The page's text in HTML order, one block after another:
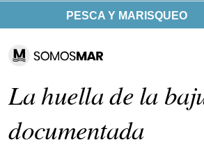
PESCA Y MARISQUEO
La huella de la
documentada